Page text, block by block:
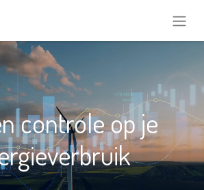
controle op je